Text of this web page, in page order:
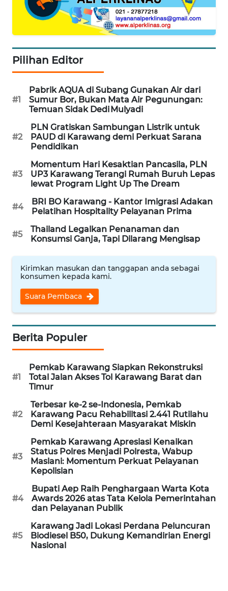
Pilihan Editor
#1
Pabrik AQUA di Subang Gunakan Air dari
Sumur Bor, Bukan Mata Air Pegunungan:
Temuan Sidak Dedi Mulyadi
#2
PLN Gratiskan Sambungan Listrik untuk
PAUD di Karawang demi Perkuat Sarana
Pendidikan
#3
Momentum Hari Kesaktian Pancasila, PLN
UP3 Karawang Terangi Rumah Buruh Lepas
lewat Program Light Up The Dream
#4
BRI BO Karawang - Kantor Imigrasi Adakan
Pelatihan Hospitality Pelayanan Prima
#5
Thailand Legalkan Penanaman dan
Konsumsi Ganja, Tapi Dilarang Mengisap
Kirimkan masukan dan tanggapan anda sebagai
konsumen kepada kami.
Suara Pembaca
Berita Populer
#1
Pemkab Karawang Siapkan Rekonstruksi
Total Jalan Akses Tol Karawang Barat dan
Timur
#2
Terbesar ke-2 se-Indonesia, Pemkab
Karawang Pacu Rehabilitasi 2.441 Rutilahu
Demi Kesejahteraan Masyarakat Miskin
#3
Pemkab Karawang Apresiasi Kenaikan
Status Polres Menjadi Polresta, Wabup
Maslani: Momentum Perkuat Pelayanan
Kepolisian
#4
Bupati Aep Raih Penghargaan Warta Kota
Awards 2026 atas Tata Kelola Pemerintahan
dan Pelayanan Publik
#5
Karawang Jadi Lokasi Perdana Peluncuran
Biodiesel B50, Dukung Kemandirian Energi
Nasional
KONSUMEN
ALPERKLINAS
FORJASIDA
TAMBANG
NEWS
SITUNGIR
NEWS
SIDIKALANG
NEWS
SIBARAGAS
NEWS
SIANTAR
METRO
NEWS
JAKARTA
NEWS
KRT
NEWS
KARING
NEWS
JURNAL
MARITIM
HUMBANG
NEWS